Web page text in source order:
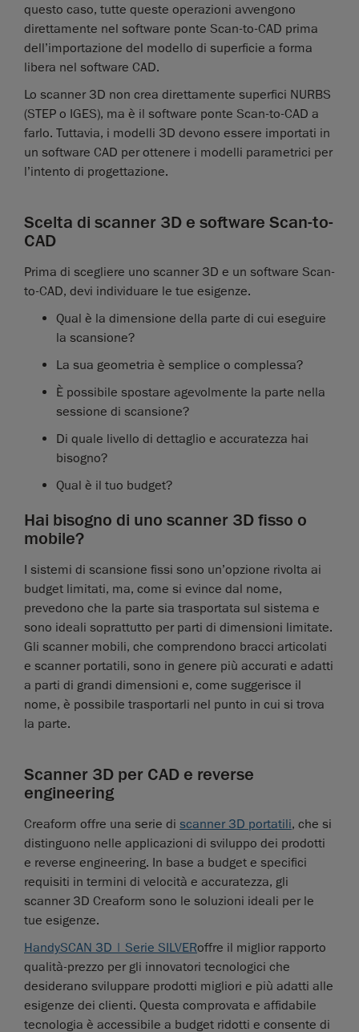
questo caso, tutte queste operazioni avvengono
direttamente nel software ponte Scan-to-CAD prima
dell’importazione del modello di superficie a forma
libera nel software CAD.
Lo scanner 3D non crea direttamente superfici NURBS
(STEP o IGES), ma è il software ponte Scan-to-CAD a
farlo. Tuttavia, i modelli 3D devono essere importati in
un software CAD per ottenere i modelli parametrici per
l’intento di progettazione.
Scelta di scanner 3D e software Scan-to-
CAD
Prima di scegliere uno scanner 3D e un software Scan-
to-CAD, devi individuare le tue esigenze.
Qual è la dimensione della parte di cui eseguire
la scansione?
La sua geometria è semplice o complessa?
È possibile spostare agevolmente la parte nella
sessione di scansione?
Di quale livello di dettaglio e accuratezza hai
bisogno?
Qual è il tuo budget?
Hai bisogno di uno scanner 3D fisso o
mobile?
I sistemi di scansione fissi sono un’opzione rivolta ai
budget limitati, ma, come si evince dal nome,
prevedono che la parte sia trasportata sul sistema e
sono ideali soprattutto per parti di dimensioni limitate.
Gli scanner mobili, che comprendono bracci articolati
e scanner portatili, sono in genere più accurati e adatti
a parti di grandi dimensioni e, come suggerisce il
nome, è possibile trasportarli nel punto in cui si trova
la parte.
Scanner 3D per CAD e reverse
engineering
Creaform offre una serie di scanner 3D portatili, che si
distinguono nelle applicazioni di sviluppo dei prodotti
e reverse engineering. In base a budget e specifici
requisiti in termini di velocità e accuratezza, gli
scanner 3D Creaform sono le soluzioni ideali per le
tue esigenze.
HandySCAN 3D | Serie SILVERoffre il miglior rapporto
qualità-prezzo per gli innovatori tecnologici che
desiderano sviluppare prodotti migliori e più adatti alle
esigenze dei clienti. Questa comprovata e affidabile
tecnologia è accessibile a budget ridotti e consente di